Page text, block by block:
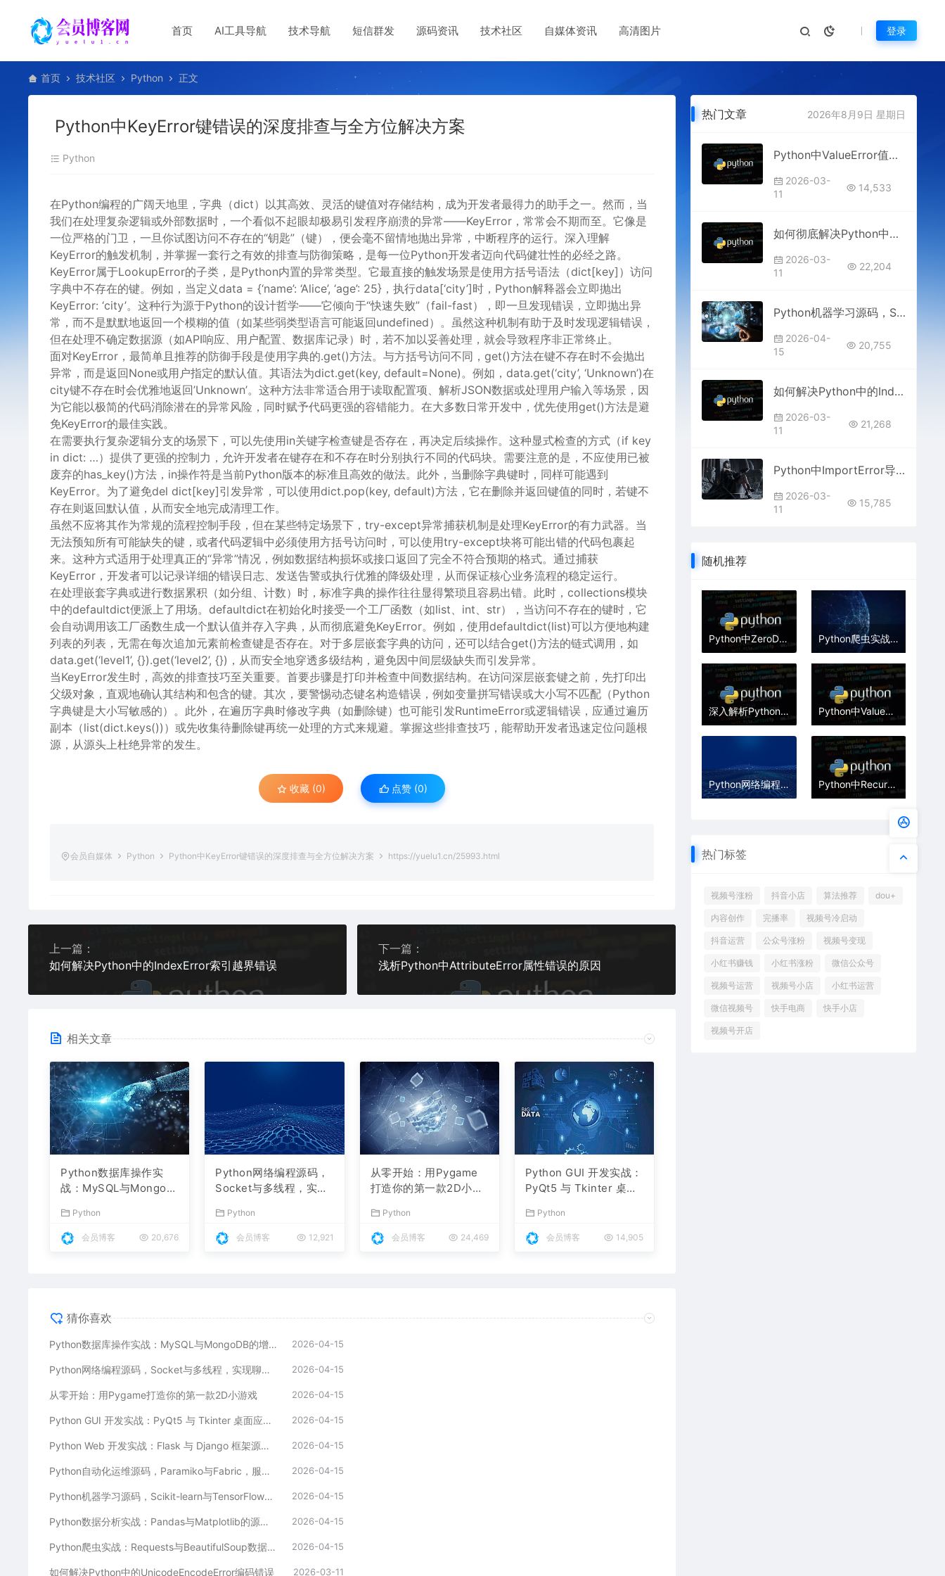
首页 AI工具导航 技术导航 短信群发 源码资讯 技术社区 自媒体资讯 高清图片 登录
首页 技术社区 Python 正文
Python中KeyError键错误的深度排查与全方位解决方案
Python
在Python编程的广阔天地里，字典（dict）以其高效、灵活的键值对存储结构，成为开发者最得力的助手之一。然而，当
我们在处理复杂逻辑或外部数据时，一个看似不起眼却极易引发程序崩溃的异常——KeyError，常常会不期而至。它像是
一位严格的门卫，一旦你试图访问不存在的“钥匙”（键），便会毫不留情地抛出异常，中断程序的运行。深入理解
KeyError的触发机制，并掌握一套行之有效的排查与防御策略，是每一位Python开发者迈向代码健壮性的必经之路。
KeyError属于LookupError的子类，是Python内置的异常类型。它最直接的触发场景是使用方括号语法（dict[key]）访问
字典中不存在的键。例如，当定义data = {‘name’: ‘Alice’, ‘age’: 25}，执行data[‘city’]时，Python解释器会立即抛出
KeyError: ‘city’。这种行为源于Python的设计哲学——它倾向于“快速失败”（fail-fast），即一旦发现错误，立即抛出异
常，而不是默默地返回一个模糊的值（如某些弱类型语言可能返回undefined）。虽然这种机制有助于及时发现逻辑错误，
但在处理不确定数据源（如API响应、用户配置、数据库记录）时，若不加以妥善处理，就会导致程序非正常终止。
面对KeyError，最简单且推荐的防御手段是使用字典的.get()方法。与方括号访问不同，get()方法在键不存在时不会抛出
异常，而是返回None或用户指定的默认值。其语法为dict.get(key, default=None)。例如，data.get(‘city’, ‘Unknown’)在
city键不存在时会优雅地返回’Unknown’。这种方法非常适合用于读取配置项、解析JSON数据或处理用户输入等场景，因
为它能以极简的代码消除潜在的异常风险，同时赋予代码更强的容错能力。在大多数日常开发中，优先使用get()方法是避
免KeyError的最佳实践。
在需要执行复杂逻辑分支的场景下，可以先使用in关键字检查键是否存在，再决定后续操作。这种显式检查的方式（if key
in dict: …）提供了更强的控制力，允许开发者在键存在和不存在时分别执行不同的代码块。需要注意的是，不应使用已被
废弃的has_key()方法，in操作符是当前Python版本的标准且高效的做法。此外，当删除字典键时，同样可能遇到
KeyError。为了避免del dict[key]引发异常，可以使用dict.pop(key, default)方法，它在删除并返回键值的同时，若键不
存在则返回默认值，从而安全地完成清理工作。
虽然不应将其作为常规的流程控制手段，但在某些特定场景下，try-except异常捕获机制是处理KeyError的有力武器。当
无法预知所有可能缺失的键，或者代码逻辑中必须使用方括号访问时，可以使用try-except块将可能出错的代码包裹起
来。这种方式适用于处理真正的“异常”情况，例如数据结构损坏或接口返回了完全不符合预期的格式。通过捕获
KeyError，开发者可以记录详细的错误日志、发送告警或执行优雅的降级处理，从而保证核心业务流程的稳定运行。
在处理嵌套字典或进行数据累积（如分组、计数）时，标准字典的操作往往显得繁琐且容易出错。此时，collections模块
中的defaultdict便派上了用场。defaultdict在初始化时接受一个工厂函数（如list、int、str），当访问不存在的键时，它
会自动调用该工厂函数生成一个默认值并存入字典，从而彻底避免KeyError。例如，使用defaultdict(list)可以方便地构建
列表的列表，无需在每次追加元素前检查键是否存在。对于多层嵌套字典的访问，还可以结合get()方法的链式调用，如
data.get(‘level1’, {}).get(‘level2’, {})，从而安全地穿透多级结构，避免因中间层级缺失而引发异常。
当KeyError发生时，高效的排查技巧至关重要。首要步骤是打印并检查中间数据结构。在访问深层嵌套键之前，先打印出
父级对象，直观地确认其结构和包含的键。其次，要警惕动态键名构造错误，例如变量拼写错误或大小写不匹配（Python
字典键是大小写敏感的）。此外，在遍历字典时修改字典（如删除键）也可能引发RuntimeError或逻辑错误，应通过遍历
副本（list(dict.keys())）或先收集待删除键再统一处理的方式来规避。掌握这些排查技巧，能帮助开发者迅速定位问题根
源，从源头上杜绝异常的发生。
收藏 (0) 点赞 (0)
会员自媒体 Python Python中KeyError键错误的深度排查与全方位解决方案 https://yuelu1.cn/25993.html
上一篇：
如何解决Python中的IndexError索引越界错误
下一篇：
浅析Python中AttributeError属性错误的原因
相关文章
Python数据库操作实
战：MySQL与MongoD
Python
会员博客 20,676
Python网络编程源码，
Socket与多线程，实现
Python
会员博客 12,921
从零开始：用Pygame
打造你的第一款2D小游
Python
会员博客 24,469
Python GUI 开发实战：
PyQt5 与 Tkinter 桌面
Python
会员博客 14,905
猜你喜欢
Python数据库操作实战：MySQL与MongoDB的增删改查全解析 2026-04-15
Python网络编程源码，Socket与多线程，实现聊天室与文件传输 2026-04-15
从零开始：用Pygame打造你的第一款2D小游戏 2026-04-15
Python GUI 开发实战：PyQt5 与 Tkinter 桌面应用实例详解 2026-04-15
Python Web 开发实战：Flask 与 Django 框架源码解析，快速构建高效 Web 应用 2026-04-15
Python自动化运维源码，Paramiko与Fabric，服务器批量管理工具 2026-04-15
Python机器学习源码，Scikit-learn与TensorFlow，经典算法实现 2026-04-15
Python数据分析实战：Pandas与Matplotlib的源码解析与可视化应用 2026-04-15
Python爬虫实战：Requests与BeautifulSoup数据抓取与解析指南 2026-04-15
如何解决Python中的UnicodeEncodeError编码错误 2026-03-11
热门文章 2026年8月9日 星期日
Python中ValueError值错误的处理技巧
2026-03-
11
14,533
如何彻底解决Python中的ModuleNotFoundError
2026-03-
11
22,204
Python机器学习源码，Scikit-learn与TensorFlow，经典算法实现
2026-04-
15
20,755
如何解决Python中的IndexError索引越界错误
2026-03-
11
21,268
Python中ImportError导入错误的常见原因
2026-03-
11
15,785
随机推荐
Python中ZeroDivisionError除零错误的处理 Python爬虫实战：Requests与BeautifulSoup数据抓取与解析指南
深入解析Python中的OverflowError溢出错误 Python中ValueError值错误的处理技巧
Python网络编程源码，Socket与多线程，实现聊天室与文件传输 Python中RecursionError递归深度错误的解决
热门标签
视频号涨粉 抖音小店 算法推荐 dou+
内容创作 完播率 视频号冷启动
抖音运营 公众号涨粉 视频号变现
小红书赚钱 小红书涨粉 微信公众号
视频号运营 视频号小店 小红书运营
微信视频号 快手电商 快手小店
视频号开店